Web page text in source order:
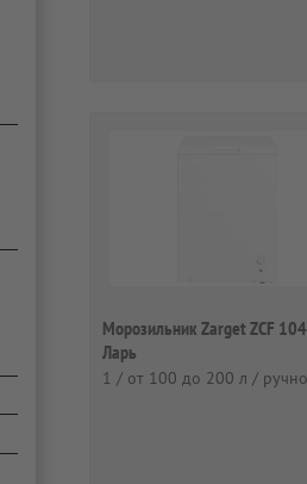
Морозильник Zarget ZCF
Ларь
1 / от 100 до 200 л /